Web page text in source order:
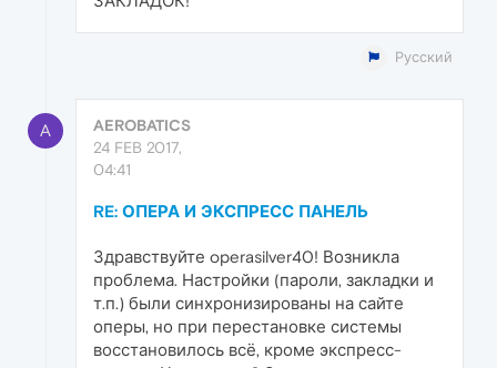
Русский
A
AEROBATICS
24 FEB 2017,
04:41
RE: ОПЕРА И ЭКСПРЕСС ПАНЕЛЬ
Здравствуйте operasilver40! Возникла
проблема. Настройки (пароли, закладки и
т.п.) были синхронизированы на сайте
оперы, но при перестановке системы
восстановилось всё, кроме экспресс-